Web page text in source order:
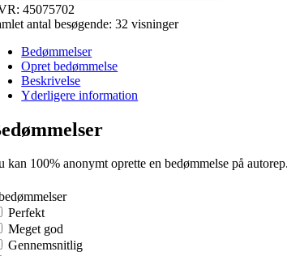
45075702
antal besøgende:32 visninger
Bedømmelser
Opret bedømmelse
Beskrivelse
Yderligere information
kan 100% anonymt oprette en bedømmelse på
Perfekt
Meget god
Gennemsnitlig